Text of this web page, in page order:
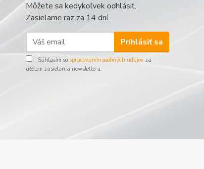
Môžete sa kedykoľvek odhlásiť.
Zasielame raz za 14 dní.
Prihlásiť sa
Súhlasím so spracovaním osobných údajov za
účelom zasielania newslettera.